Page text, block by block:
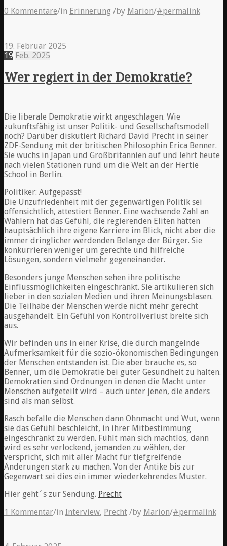
0 Kommentare/in Erinnerung /by Marion/#permalink
19. Februar 2025
19 Feb. 2025
Wer regiert in der Demokratie?
Die liberale Demokratie wirkt angeschlagen. Wie
zukunftsfähig ist unser Politik- und Gesellschaftsmodell
noch? Darüber diskutiert Richard David Precht in seiner
ZDF-Sendung mit der britischen Philosophin Erica Benner.
Sie wuchs in Japan und Großbritannien auf und lehrt heute
nach vielen Stationen rund um die Welt an der Hertie
School in Berlin.
Politiker: Aufgepasst!
Die Unzufriedenheit mit der gegenwärtigen Politik sei
offensichtlich, attestiert Benner. Eine wachsende Zahl an
Wählern hat das Gefühl, die regierenden Eliten hätten
hauptsächlich ihre eigene Karriere im Blick, nicht aber die
immer dringlicher werdenden Belange der Bürger. Sie
konkurrieren weniger um gerechte und hilfreiche
Lösungen, sondern vielmehr gegeneinander.
Besonders junge Menschen sehen ihre politische
Einflussmöglichkeiten eingeschränkt. Sie artikulieren sich
lieber in den sozialen Medien und ihren Meinungsblasen.
Die Teilhabe der Menschen werde nicht mehr gerecht
ausgehandelt. Ein Gefühl von Kontrollverlust breite sich
aus.
Wir befinden uns in einer Krise, die durch mangelnde
Aufmerksamkeit für die sozio-ökonomischen Bedingungen
der Menschen entstanden ist. Die aber brauche es, so
Benner, um die Demokratie bei guter Gesundheit zu halten.
Demokratien sind Ordnungen in denen die Macht unter
Menschen aufgeteilt wird – auch unter jenen, die anders
sind als man selbst.
Rasch befalle die Menschen dann Ohnmacht und Wut, wenn
sie das Gefühl beschleicht, in ihrer Mitbestimmung
eingeschränkt zu werden. Fühlt man sich machtlos, dann
wird es sehr verlockend, jemanden zu wählen, der
verspricht, sich mit aller Macht für tiefgreifende
Änderungen stark zu machen. Von der Antike bis zur
Gegenwart sei dies ein immer wiederkehrendes Muster.
Hier geht´s zur Sendung. Precht
1 Kommentar/in Interview, Precht /by Marion/#permalink